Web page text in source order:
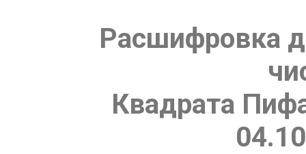
Расшифровка
Квадрата